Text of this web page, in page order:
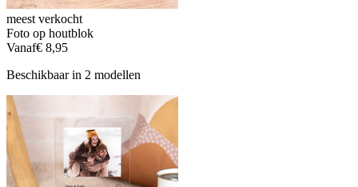
meest verkocht
Foto op houtblok
Vanaf€ 8,95
Beschikbaar in 2 modellen